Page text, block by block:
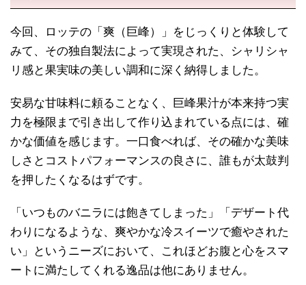
今回、ロッテの「爽（巨峰）」をじっくりと体験して
みて、その独自製法によって実現された、シャリシャ
リ感と果実味の美しい調和に深く納得しました。
安易な甘味料に頼ることなく、巨峰果汁が本来持つ実
力を極限まで引き出して作り込まれている点には、確
かな価値を感じます。一口食べれば、その確かな美味
しさとコストパフォーマンスの良さに、誰もが太鼓判
を押したくなるはずです。
「いつものバニラには飽きてしまった」「デザート代
わりになるような、爽やかな冷スイーツで癒やされた
い」というニーズにおいて、これほどお腹と心をスマ
ートに満たしてくれる逸品は他にありません。